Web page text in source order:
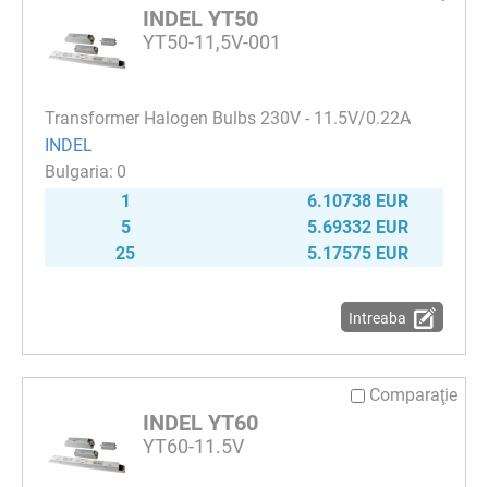
INDEL YT50
YT50-11,5V-001
Transformer Halogen Bulbs 230V - 11.5V/0.22A
INDEL
0
1
6.10738 EUR
5
5.69332 EUR
25
5.17575 EUR
Intreaba
Comparaţie
INDEL YT60
YT60-11.5V